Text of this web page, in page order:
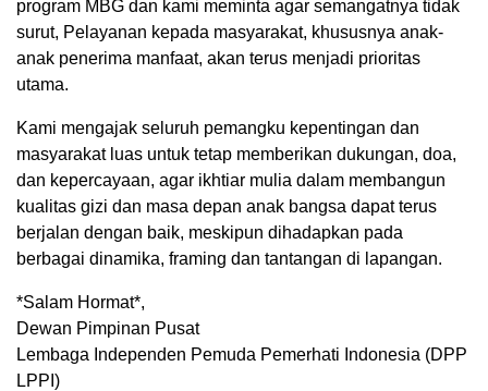
program MBG dan kami meminta agar semangatnya tidak
surut, Pelayanan kepada masyarakat, khususnya anak-
anak penerima manfaat, akan terus menjadi prioritas
utama.
Kami mengajak seluruh pemangku kepentingan dan
masyarakat luas untuk tetap memberikan dukungan, doa,
dan kepercayaan, agar ikhtiar mulia dalam membangun
kualitas gizi dan masa depan anak bangsa dapat terus
berjalan dengan baik, meskipun dihadapkan pada
berbagai dinamika, framing dan tantangan di lapangan.
*Salam Hormat*,
Dewan Pimpinan Pusat
Lembaga Independen Pemuda Pemerhati Indonesia (DPP
LPPI)